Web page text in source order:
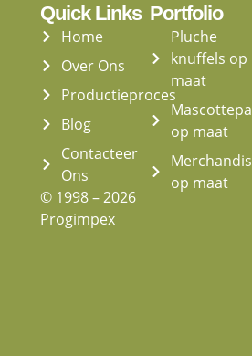
Quick Links
Home
Over Ons
Productieproces
Blog
Contacteer
Ons
© 1998 – 2026
Progimpex
Portfolio
Pluche
knuffels op
maat
op maat
op maat